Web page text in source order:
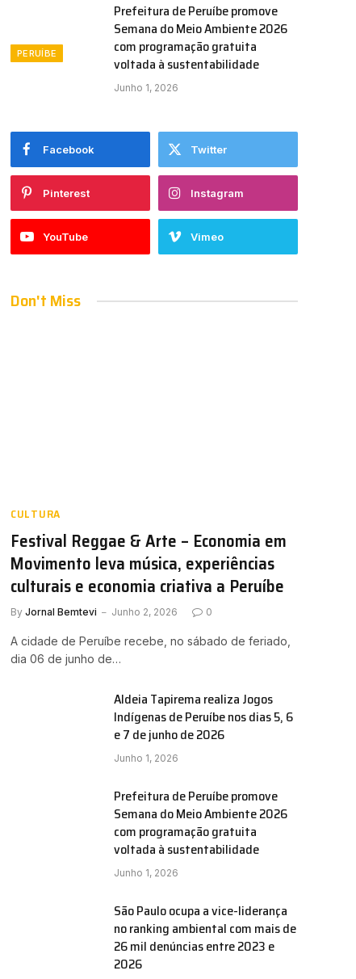
PERUÍBE
Prefeitura de Peruíbe promove
Semana do Meio Ambiente 2026
com programação gratuita
voltada à sustentabilidade
Junho 1, 2026
Facebook Twitter
Pinterest Instagram
YouTube Vimeo
Don't Miss
CULTURA
Festival Reggae & Arte – Economia em
Movimento leva música, experiências
culturais e economia criativa a Peruíbe
By Jornal Bemtevi Junho 2, 2026 0
A cidade de Peruíbe recebe, no sábado de feriado,
dia 06 de junho de…
Aldeia Tapirema realiza Jogos
Indígenas de Peruíbe nos dias 5, 6
e 7 de junho de 2026
Junho 1, 2026
Prefeitura de Peruíbe promove
Semana do Meio Ambiente 2026
com programação gratuita
voltada à sustentabilidade
Junho 1, 2026
São Paulo ocupa a vice-liderança
no ranking ambiental com mais de
26 mil denúncias entre 2023 e
2026